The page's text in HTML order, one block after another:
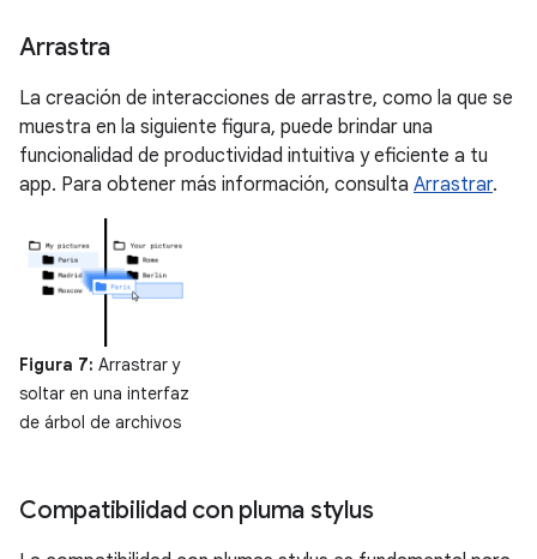
Arrastra
La creación de interacciones de arrastre, como la que se
muestra en la siguiente figura, puede brindar una
funcionalidad de productividad intuitiva y eficiente a tu
app. Para obtener más información, consulta Arrastrar.
Figura 7: Arrastrar y
soltar en una interfaz
de árbol de archivos
Compatibilidad con pluma stylus